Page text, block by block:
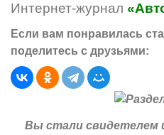
Интернет-журнал
Если вам понравилась
поделитесь с друзьями:
Вы стали свидетелем